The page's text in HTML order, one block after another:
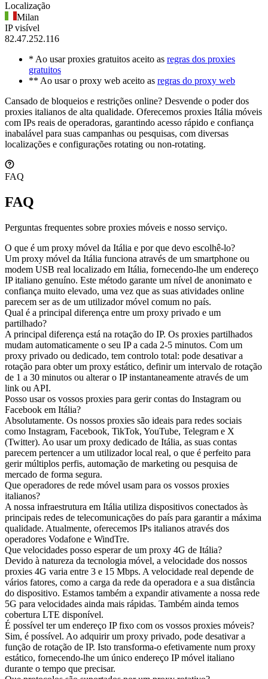
Localização
Milan
IP visível
82.47.252.116
* Ao usar proxies gratuitos aceito as regras dos proxies
gratuitos
** Ao usar o proxy web aceito as regras do proxy web
Cansado de bloqueios e restrições online? Desvende o poder dos
proxies italianos de alta qualidade. Oferecemos proxies Itália móveis
com IPs reais de operadoras, garantindo acesso rápido e confiança
inabalável para suas campanhas ou pesquisas, com diversas
localizações e configurações rotating ou non-rotating.
FAQ
FAQ
Perguntas frequentes sobre proxies móveis e nosso serviço.
O que é um proxy móvel da Itália e por que devo escolhê-lo?
Um proxy móvel da Itália funciona através de um smartphone ou
modem USB real localizado em Itália, fornecendo-lhe um endereço
IP italiano genuíno. Este método garante um nível de anonimato e
confiança muito elevado, uma vez que as suas atividades online
parecem ser as de um utilizador móvel comum no país.
Qual é a principal diferença entre um proxy privado e um
partilhado?
A principal diferença está na rotação do IP. Os proxies partilhados
mudam automaticamente o seu IP a cada 2-5 minutos. Com um
proxy privado ou dedicado, tem controlo total: pode desativar a
rotação para obter um proxy estático, definir um intervalo de rotação
de 1 a 30 minutos ou alterar o IP instantaneamente através de um
link ou API.
Posso usar os vossos proxies para gerir contas do Instagram ou
Facebook em Itália?
Absolutamente. Os nossos proxies são ideais para redes sociais
como Instagram, Facebook, TikTok, YouTube, Telegram e X
(Twitter). Ao usar um proxy dedicado de Itália, as suas contas
parecem pertencer a um utilizador local real, o que é perfeito para
gerir múltiplos perfis, automação de marketing ou pesquisa de
mercado de forma segura.
Que operadores de rede móvel usam para os vossos proxies
italianos?
A nossa infraestrutura em Itália utiliza dispositivos conectados às
principais redes de telecomunicações do país para garantir a máxima
qualidade. Atualmente, oferecemos IPs italianos através dos
operadores Vodafone e WindTre.
Que velocidades posso esperar de um proxy 4G de Itália?
Devido à natureza da tecnologia móvel, a velocidade dos nossos
proxies 4G varia entre 3 e 15 Mbps. A velocidade real depende de
vários fatores, como a carga da rede da operadora e a sua distância
do dispositivo. Estamos também a expandir ativamente a nossa rede
5G para velocidades ainda mais rápidas. Também ainda temos
cobertura LTE disponível.
É possível ter um endereço IP fixo com os vossos proxies móveis?
Sim, é possível. Ao adquirir um proxy privado, pode desativar a
função de rotação de IP. Isto transforma-o efetivamente num proxy
estático, fornecendo-lhe um único endereço IP móvel italiano
durante o tempo que precisar.